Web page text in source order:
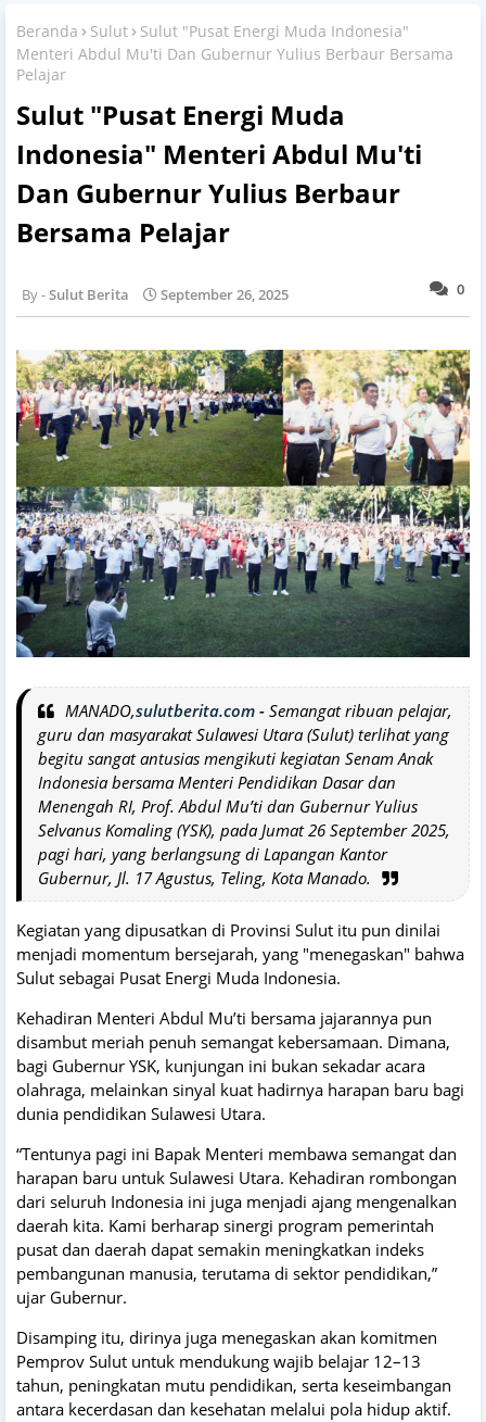
Beranda Sulut
Sulut "Pusat Energi Muda Indonesia"
Menteri Abdul Mu'ti Dan Gubernur Yulius Berbaur Bersama
Pelajar
Sulut "Pusat Energi Muda
Indonesia" Menteri Abdul Mu'ti
Dan Gubernur Yulius Berbaur
Bersama Pelajar
0
Sulut Berita September 26, 2025
MANADO,sulutberita.com - Semangat ribuan pelajar,
guru dan masyarakat Sulawesi Utara (Sulut) terlihat yang
begitu sangat antusias mengikuti kegiatan Senam Anak
Indonesia bersama Menteri Pendidikan Dasar dan
Menengah RI, Prof. Abdul Mu’ti dan Gubernur Yulius
Selvanus Komaling (YSK), pada Jumat 26 September 2025,
pagi hari, yang berlangsung di Lapangan Kantor
Gubernur, Jl. 17 Agustus, Teling, Kota Manado.
Kegiatan yang dipusatkan di Provinsi Sulut itu pun dinilai
menjadi momentum bersejarah, yang "menegaskan" bahwa
Sulut sebagai Pusat Energi Muda Indonesia.
Kehadiran Menteri Abdul Mu’ti bersama jajarannya pun
disambut meriah penuh semangat kebersamaan. Dimana,
bagi Gubernur YSK, kunjungan ini bukan sekadar acara
olahraga, melainkan sinyal kuat hadirnya harapan baru bagi
dunia pendidikan Sulawesi Utara.
“Tentunya pagi ini Bapak Menteri membawa semangat dan
harapan baru untuk Sulawesi Utara. Kehadiran rombongan
dari seluruh Indonesia ini juga menjadi ajang mengenalkan
daerah kita. Kami berharap sinergi program pemerintah
pusat dan daerah dapat semakin meningkatkan indeks
pembangunan manusia, terutama di sektor pendidikan,”
ujar Gubernur.
Disamping itu, dirinya juga menegaskan akan komitmen
Pemprov Sulut untuk mendukung wajib belajar 12–13
tahun, peningkatan mutu pendidikan, serta keseimbangan
antara kecerdasan dan kesehatan melalui pola hidup aktif.